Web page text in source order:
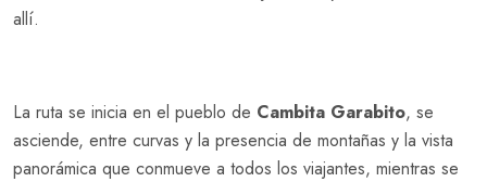
allí.
La ruta se inicia en el pueblo de Cambita Garabito, se
asciende, entre curvas y la presencia de montañas y la vista
panorámica que conmueve a todos los viajantes, mientras se